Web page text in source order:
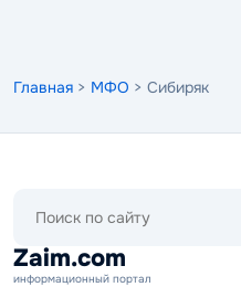
Главная > МФО > Сибиряк
сайту
Zaim.com
информационный портал